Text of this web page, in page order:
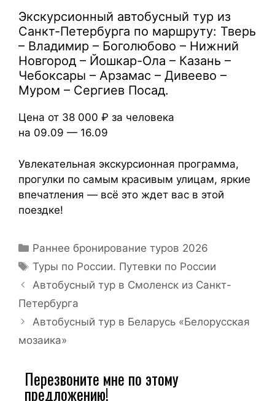
Экскурсионный автобусный тур из
Санкт-Петербурга по маршруту: Тверь
– Владимир – Боголюбово – Нижний
Новгород – Йошкар-Ола – Казань –
Чебоксары – Арзамас – Дивеево –
Муром – Сергиев Посад.
Цена от 38 000 ₽ за человека
на 09.09 — 16.09
Увлекательная экскурсионная программа,
прогулки по самым красивым улицам, яркие
впечатления — всё это ждет вас в этой
поездке!
Раннее бронирование туров 2026
Туры по России. Путевки по России
Автобусный тур в Смоленск из Санкт-
Петербурга
Автобусный тур в Беларусь «Белорусская
мозаика»
Перезвоните мне по этому
предложению!